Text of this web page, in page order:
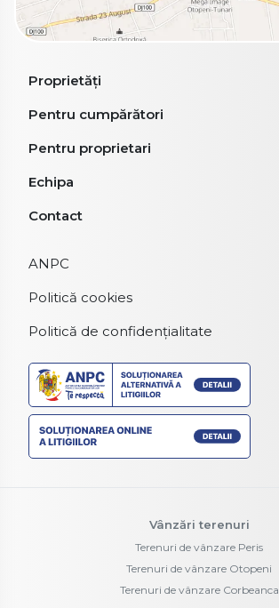
Proprietăți
Pentru cumpărători
Pentru proprietari
Echipa
Contact
ANPC
Politică cookies
Politică de confidențialitate
Vânzări terenuri
Terenuri de vânzare Peris
Terenuri de vânzare Otopeni
Terenuri de vânzare Corbeanca